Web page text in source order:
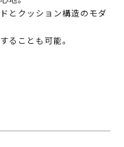
とクッション構造のモダ
ることも可能。